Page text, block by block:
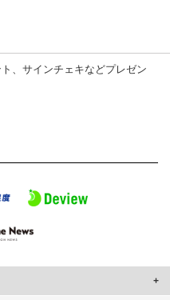
、サインチェキなどプレゼン